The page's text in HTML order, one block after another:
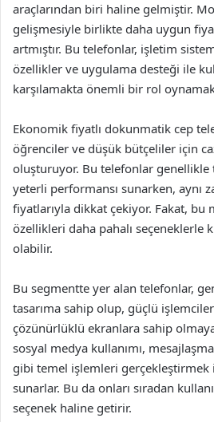
araçlarından biri haline gelmiştir.
gelişmesiyle birlikte daha uygun
artmıştır. Bu telefonlar, işletim
özellikler ve uygulama desteği ile
karşılamakta önemli bir rol
Ekonomik fiyatlı dokunmatik cep
öğrenciler ve düşük bütçeliler için
oluşturuyor. Bu telefonlar genellikle
yeterli performansı sunarken, aynı
fiyatlarıyla dikkat çekiyor. Fakat, bu
özellikleri daha pahalı seçeneklerle
olabilir.
Bu segmentte yer alan telefonlar,
tasarıma sahip olup, güçlü
çözünürlüklü ekranlara sahip
sosyal medya kullanımı,
gibi temel işlemleri gerçekleştirmek
sunarlar. Bu da onları sıradan
seçenek haline getirir.